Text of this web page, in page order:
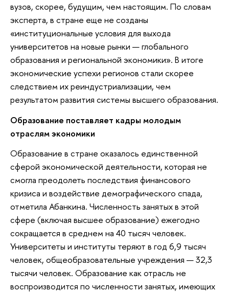
вузов, скорее, будущим, чем настоящим. По словам
эксперта, в стране еще не созданы
«институциональные условия для выхода
университетов на новые рынки — глобального
образования и региональной экономики». В итоге
экономические успехи регионов стали скорее
следствием их реиндустриализации, чем
результатом развития системы высшего образования.
Образование поставляет кадры молодым
отраслям экономики
Образование в стране оказалось единственной
сферой экономической деятельности, которая не
смогла преодолеть последствия финансового
кризиса и воздействие демографического спада,
отметила Абанкина. Численность занятых в этой
сфере (включая высшее образование) ежегодно
сокращается в среднем на 40 тысяч человек.
Университеты и институты теряют в год 6,9 тысяч
человек, общеобразовательные учреждения — 32,3
тысячи человек. Образование как отрасль не
воспроизводится по численности занятых, имеющих